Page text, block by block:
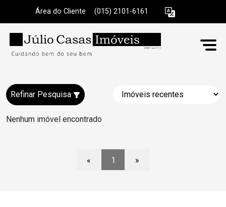
Área do Cliente (015) 2101-6161
Refinar Pesquisa
Nenhum imóvel encontrado
« 1 »